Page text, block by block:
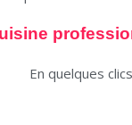
En quelques